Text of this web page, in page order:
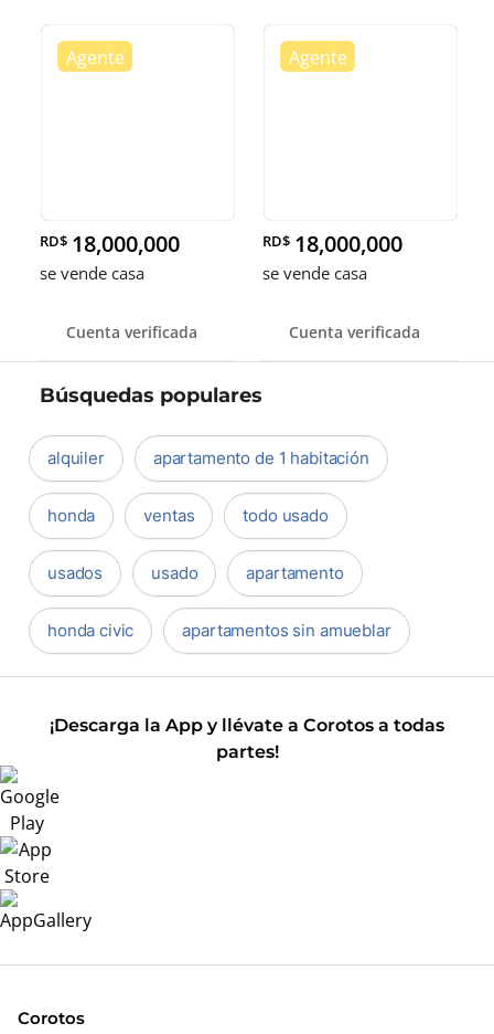
RD$ 18,000,000
se vende casa
Cuenta verificada
RD$ 18,000,000
se vende casa
Cuenta verificada
Búsquedas populares
alquiler apartamento de 1 habitación
honda ventas todo usado
usados usado apartamento
honda civic apartamentos sin amueblar
¡Descarga la App y llévate a Corotos a todas
partes!
Corotos